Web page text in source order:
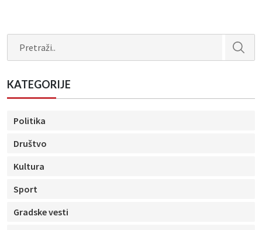
KATEGORIJE
Politika
Društvo
Kultura
Sport
Gradske vesti